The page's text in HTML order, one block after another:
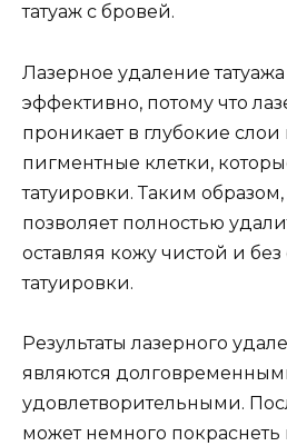
татуаж с бровей.
Лазерное удаление
эффективно, потому что
проникает в глубокие
пигментные клетки,
татуировки. Таким
позволяет полностью
оставляя кожу чистой и без
татуировки.
Результаты лазерного
являются
удовлетворительными.
может немного покраснеть